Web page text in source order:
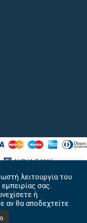
λειτουργία του
σας.
ή
αν θα αποδεχτείτε